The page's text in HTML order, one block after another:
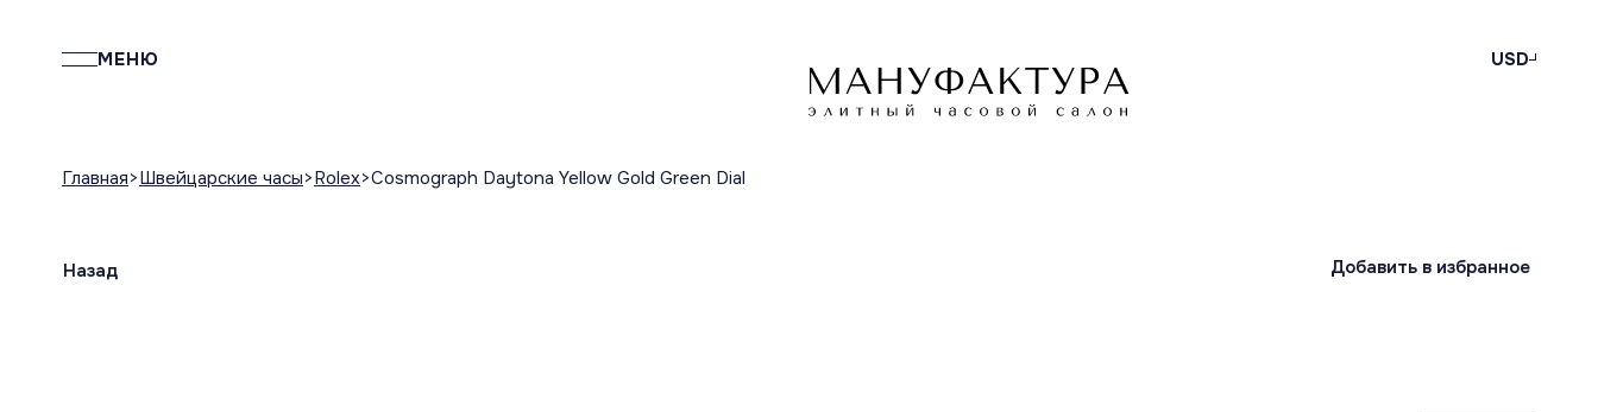
МЕНЮ USD
Главная Швейцарские часы Rolex Cosmograph Daytona Yellow Gold Green Dial
Назад Добавить в избранное